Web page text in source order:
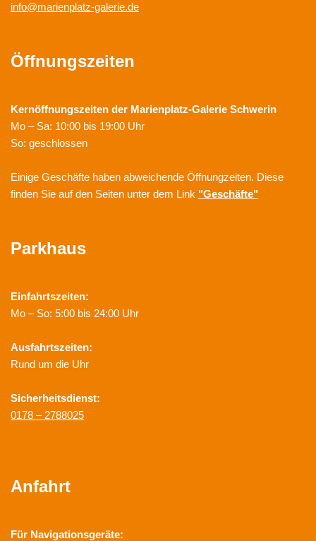
info@marienplatz-galerie.de
Öffnungszeiten
Kernöffnungszeiten der Marienplatz-Galerie Schwerin
Mo – Sa: 10:00 bis 19:00 Uhr
So: geschlossen
Einige Geschäfte haben abweichende Öffnungzeiten. Diese
finden Sie auf den Seiten unter dem Link "Geschäfte"
Parkhaus
Einfahrtszeiten:
Mo – So: 5:00 bis 24:00 Uhr
Ausfahrtszeiten:
Rund um die Uhr
Sicherheitsdienst:
0178 – 2788025
Anfahrt
Für Navigationsgeräte: